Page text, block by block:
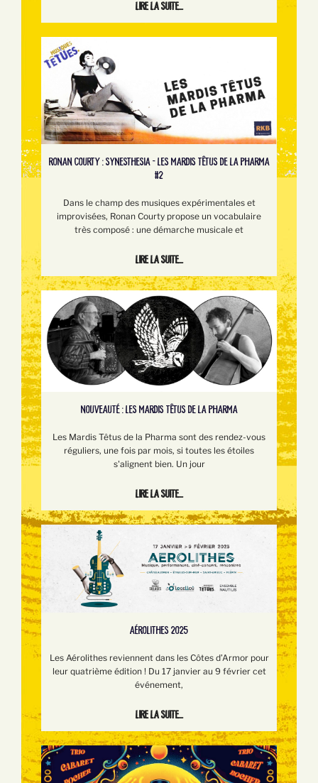
Lire la suite...
RONAN COURTY : SYNESTHESIA - LES MARDIS TÊTUS DE LA PHARMA
#2
Dans le champ des musiques expérimentales et
improvisées, Ronan Courty propose un vocabulaire
très composé : une démarche musicale et
Lire la suite...
NOUVEAUTÉ : LES MARDIS TÊTUS DE LA PHARMA
Les Mardis Têtus de la Pharma sont des rendez-vous
réguliers, une fois par mois, si toutes les étoiles
s'alignent bien. Un jour
Lire la suite...
AÉROLITHES 2025
Les Aérolithes reviennent dans les Côtes d’Armor pour
leur quatrième édition ! Du 17 janvier au 9 février cet
événement,
Lire la suite...